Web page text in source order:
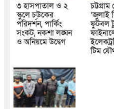
৩ হাসপাতাল ও ২
স্কুলে চউকের
পরিদর্শন, পার্কিং
সংকট, নকশা লঙ্ঘন
ও অনিয়মে উদ্বেগ
চট্টগ্রাম
‘জুলাই
ফুটবল
টিম